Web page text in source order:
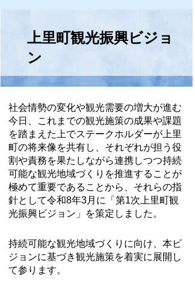
上里町観光振興ビジョ
ン
社会情勢の変化や観光需要の増大が進む
今日、これまでの観光施策の成果や課題
を踏まえた上でステークホルダーが上里
町の将来像を共有し、それぞれが担う役
割や責務を果たしながら連携しつつ持続
可能な観光地域づくりを推進することが
極めて重要であることから、それらの指
針として令和8年3月に「第1次上里町観
光振興ビジョン」を策定しました。
持続可能な観光地域づくりに向け、本ビ
ジョンに基づき観光施策を着実に展開し
て参ります。